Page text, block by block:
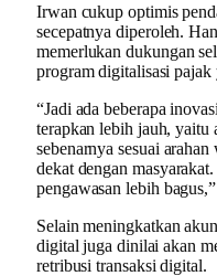
Irwan cukup optimis
secepatnya diperoleh.
memerlukan dukungan
program digitalisasi
“Jadi ada beberapa
terapkan lebih jauh, yaitu
sebenarnya sesuai
dekat dengan
pengawasan lebih
Selain meningkatkan
digital juga dinilai akan
retribusi transaksi digital.